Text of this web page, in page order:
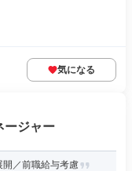
気になる
ージャー
／前職給与考慮